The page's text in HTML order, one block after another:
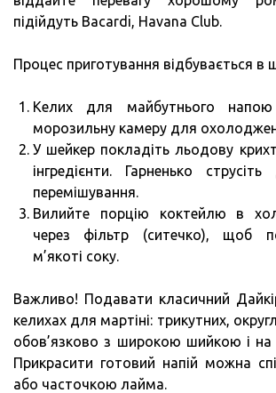
підійдуть Bacardi, Havana Club.
Процес приготування відбувається в
Келих для майбутнього
морозильну камеру для
У шейкер покладіть льодову
інгредієнти. Гарненько
перемішування.
Вилийте порцію коктейлю в
через фільтр (ситечко), щоб
м’якоті соку.
Важливо! Подавати класичний
келихах для мартіні: трикутних,
обов’язково з широкою шийкою і на
Прикрасити готовий напій можна
або часточкою лайма.